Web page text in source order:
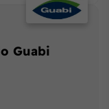
Guabi